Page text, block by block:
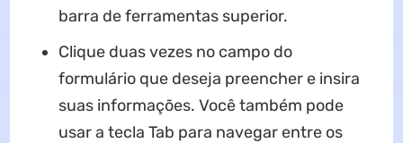
barra de ferramentas superior.
Clique duas vezes no campo do
formulário que deseja preencher e insira
suas informações. Você também pode
usar a tecla Tab para navegar entre os